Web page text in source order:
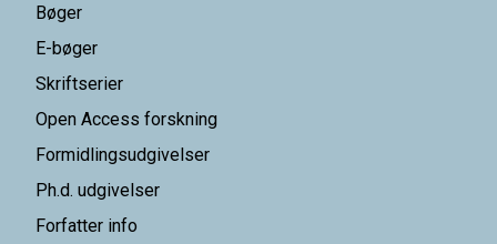
Bøger
E-bøger
Skriftserier
Open Access forskning
Formidlingsudgivelser
Ph.d. udgivelser
Forfatter info